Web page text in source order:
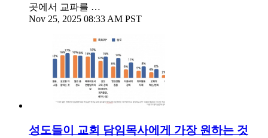
곳에서 교파를 …
Nov 25, 2025 08:33 AM PST
성도들이 교회 담임목사에게 가장 원하는 것